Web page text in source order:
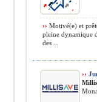
›› Motivé(e) et
pleine dynamique
des ...
››